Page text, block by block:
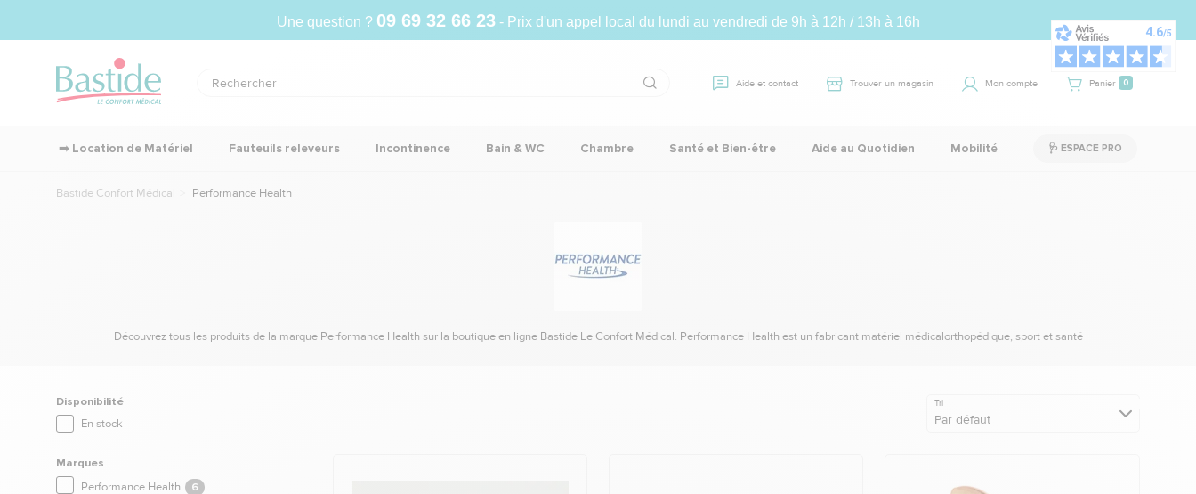
Une question ? 09 69 32 66 23- Prix d'un appel local du lundi au vendredi de 9h à 12h / 13h à 16h
Aide et contact Trouver un magasin Mon compte Panier 0
➡️ Location de Matériel Fauteuils releveurs Incontinence Bain & WC Chambre Santé et Bien-être Aide au Quotidien Mobilité 🩺 ESPACE PRO
Bastide Confort Médical Performance Health
Découvrez tous les produits de la marque Performance Health sur la boutique en ligne Bastide Le Confort Médical. Performance Health est un fabricant matériel médicalorthopédique, sport et santé
Disponibilité
En stock
Marques
Performance Health
6
Tri
Par défaut